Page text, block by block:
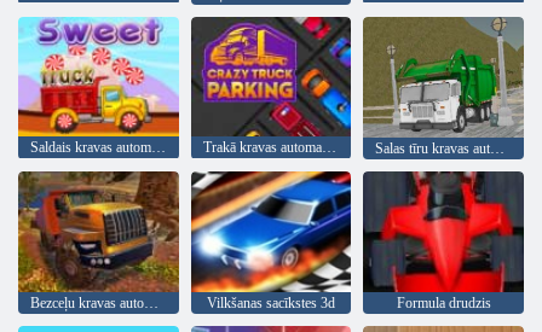
Saldais kravas automašīna Trakā kravas automašīnu novietošana Salas tīru kravas automašīnu atkritumu sim
Bezceļu kravas automašīnu simulatora kalnā kāpšana Vilkšanas sacīkstes 3d Formula drudzis